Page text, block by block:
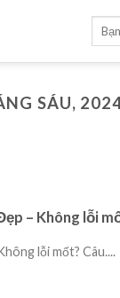
SÁU,
– Không lỗi
lỗi mốt? Câu....